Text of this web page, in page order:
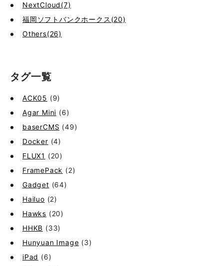
NextCloud(7)
福岡ソフトバンクホークス(20)
Others(26)
タグ一覧
ACK05 (9)
Agar Mini (6)
baserCMS (49)
Docker (4)
FLUX1 (20)
FramePack (2)
Gadget (64)
Hailuo (2)
Hawks (20)
HHKB (33)
Hunyuan Image (3)
iPad (6)